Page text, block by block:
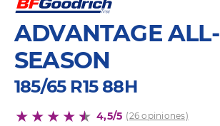
ADVANTAGE ALL-
SEASON
185/65 R15 88H
4,5/5 (26 opiniones)